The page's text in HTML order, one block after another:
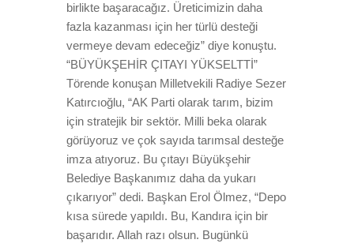
birlikte başaracağız. Üreticimizin daha
fazla kazanması için her türlü desteği
vermeye devam edeceğiz” diye konuştu.
“BÜYÜKŞEHİR ÇITAYI YÜKSELTTİ”
Törende konuşan Milletvekili Radiye Sezer
Katırcıoğlu, “AK Parti olarak tarım, bizim
için stratejik bir sektör. Milli beka olarak
görüyoruz ve çok sayıda tarımsal desteğe
imza atıyoruz. Bu çıtayı Büyükşehir
Belediye Başkanımız daha da yukarı
çıkarıyor” dedi. Başkan Erol Ölmez, “Depo
kısa sürede yapıldı. Bu, Kandıra için bir
başarıdır. Allah razı olsun. Bugünkü